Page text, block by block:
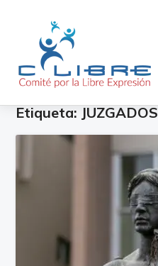
Etiqueta: JUZGADOS